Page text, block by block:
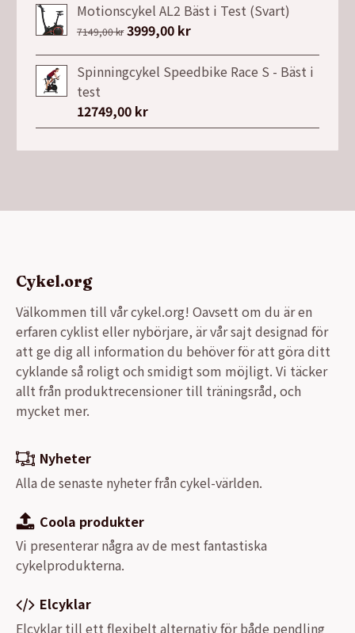
Motionscykel AL2 Bäst i Test (Svart)
7149,00kr Det
ursprungliga
priset
7149,00 kr.
3999,00 krDet
nuvarande
priset
Spinningcykel Speedbike Race S - Bäst i
test
12749,00 kr
Cykel.org
Välkommen till vår cykel.org! Oavsett om du är en
erfaren cyklist eller nybörjare, är vår sajt designad för
att ge dig all information du behöver för att göra ditt
cyklande så roligt och smidigt som möjligt. Vi täcker
allt från produktrecensioner till träningsråd, och
mycket mer.
Nyheter
Alla de senaste nyheter från cykel-världen.
Coola produkter
Vi presenterar några av de mest fantastiska
cykelprodukterna.
Elcyklar
Elcyklar till ett flexibelt alternativ för både pendling